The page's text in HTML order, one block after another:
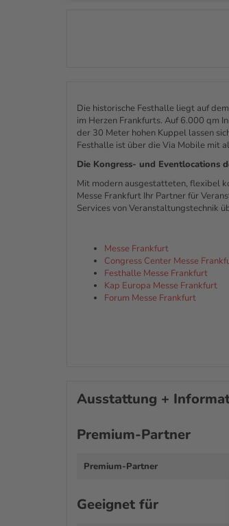
Die historische Festhalle liegt auf
im Herzen Frankfurts. Auf 6.000 qm
der 30 Meter hohen Kuppel lassen
Festhalle ist über die Via Mobile mit
Die Kongress- und Eventlocations
Mit modern ausgestatteten, flexibel
Messe Frankfurt Ihr Partner für
Services von Veranstaltungstechnik
Messe Frankfurt
Congress Center Messe
Festhalle Messe Frankfurt
Kap Europa Messe Frankfurt
Forum Messe Frankfurt
Ausstattung +
Premium-Partner
Premium-Partner
Geeignet für